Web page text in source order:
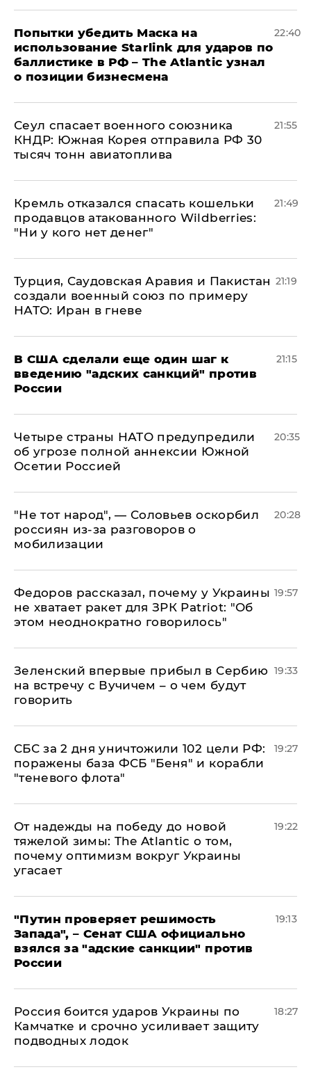
Попытки убедить Маска на
использование Starlink для ударов по
баллистике в РФ – The Atlantic узнал
о позиции бизнесмена
22:40
​Сеул спасает военного союзника
КНДР: Южная Корея отправила РФ 30
тысяч тонн авиатоплива
21:55
Кремль отказался спасать кошельки
продавцов атакованного Wildberries:
"Ни у кого нет денег"
21:49
Турция, Саудовская Аравия и Пакистан
создали военный союз по примеру
НАТО: Иран в гневе
21:19
В США сделали еще один шаг к
введению "адских санкций" против
России
21:15
Четыре страны НАТО предупредили
об угрозе полной аннексии Южной
Осетии Россией
20:35
​"Не тот народ", — Соловьев оскорбил
россиян из-за разговоров о
мобилизации
20:28
Федоров рассказал, почему у Украины
не хватает ракет для ЗРК Patriot: "Об
этом неоднократно говорилось"
19:57
Зеленский впервые прибыл в Сербию
на встречу с Вучичем – о чем будут
говорить
19:33
СБС за 2 дня уничтожили 102 цели РФ:
поражены база ФСБ "Беня" и корабли
"теневого флота"
19:27
От надежды на победу до новой
тяжелой зимы: The Atlantic о том,
почему оптимизм вокруг Украины
угасает
19:22
"Путин проверяет решимость
Запада", – Сенат США официально
взялся за "адские санкции" против
России
19:13
Россия боится ударов Украины по
Камчатке и срочно усиливает защиту
подводных лодок
18:27